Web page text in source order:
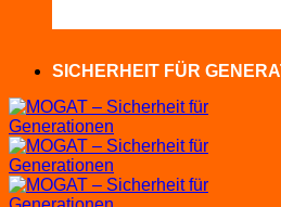
SICHERHEIT FÜR